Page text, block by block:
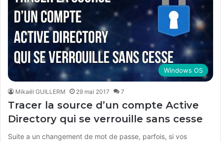
Windows OS
Mikaël GUILLERM 29 mai 2017 7
Tracer la source d’un compte Active
Directory qui se verrouille sans cesse
Suite a un changement de mot de passe, parfois, si vos